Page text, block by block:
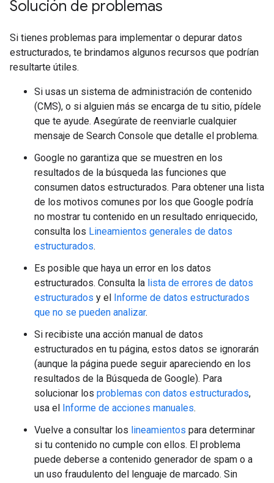
Solución de problemas
Si tienes problemas para implementar o depurar datos
estructurados, te brindamos algunos recursos que podrían
resultarte útiles.
Si usas un sistema de administración de contenido
(CMS), o si alguien más se encarga de tu sitio, pídele
que te ayude. Asegúrate de reenviarle cualquier
mensaje de Search Console que detalle el problema.
Google no garantiza que se muestren en los
resultados de la búsqueda las funciones que
consumen datos estructurados. Para obtener una lista
de los motivos comunes por los que Google podría
no mostrar tu contenido en un resultado enriquecido,
consulta los Lineamientos generales de datos
estructurados.
Es posible que haya un error en los datos
estructurados. Consulta la lista de errores de datos
estructurados y el Informe de datos estructurados
que no se pueden analizar.
Si recibiste una acción manual de datos
estructurados en tu página, estos datos se ignorarán
(aunque la página puede seguir apareciendo en los
resultados de la Búsqueda de Google). Para
solucionar los problemas con datos estructurados,
usa el Informe de acciones manuales.
Vuelve a consultar los lineamientos para determinar
si tu contenido no cumple con ellos. El problema
puede deberse a contenido generador de spam o a
un uso fraudulento del lenguaje de marcado. Sin